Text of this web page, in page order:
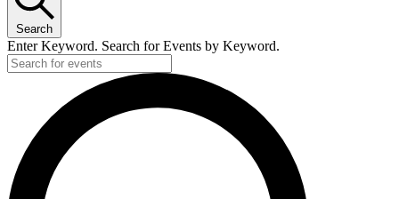
Search
Enter Keyword. Search for Events by Keyword.